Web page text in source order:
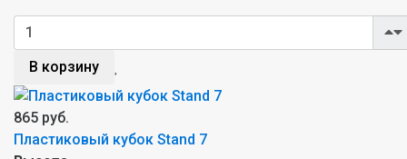
В корзину
865 руб.
Пластиковый кубок Stand 7